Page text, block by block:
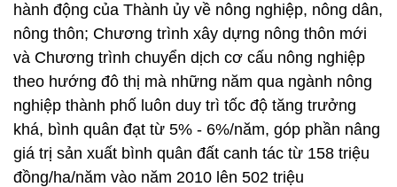
hành động của Thành ủy về nông nghiệp, nông dân,
nông thôn; Chương trình xây dựng nông thôn mới
và Chương trình chuyển dịch cơ cấu nông nghiệp
theo hướng đô thị mà những năm qua ngành nông
nghiệp thành phố luôn duy trì tốc độ tăng trưởng
khá, bình quân đạt từ 5% - 6%/năm, góp phần nâng
giá trị sản xuất bình quân đất canh tác từ 158 triệu
đồng/ha/năm vào năm 2010 lên 502 triệu